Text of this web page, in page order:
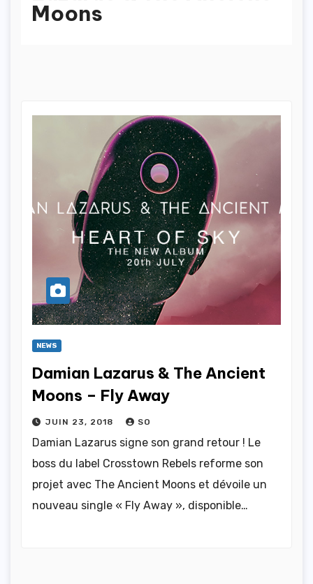
Moons
NEWS
Damian Lazarus & The Ancient
Moons – Fly Away
JUIN 23, 2018 SO
Damian Lazarus signe son grand retour ! Le
boss du label Crosstown Rebels reforme son
projet avec The Ancient Moons et dévoile un
nouveau single « Fly Away », disponible…